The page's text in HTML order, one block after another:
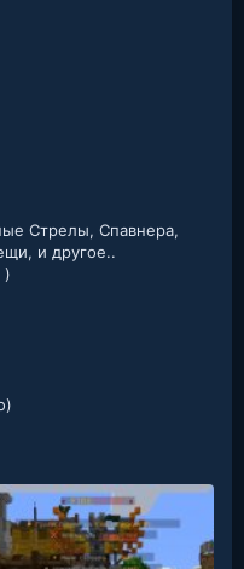
Стрелы, Спавнера,
и другое..
)